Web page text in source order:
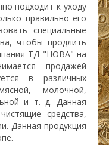
подходит к уходу
правильно его
специальные
чтобы продлить
ТД "НОВА" на
продажей
в различных
молочной,
и т. д. Данная
средства,
Данная продукция